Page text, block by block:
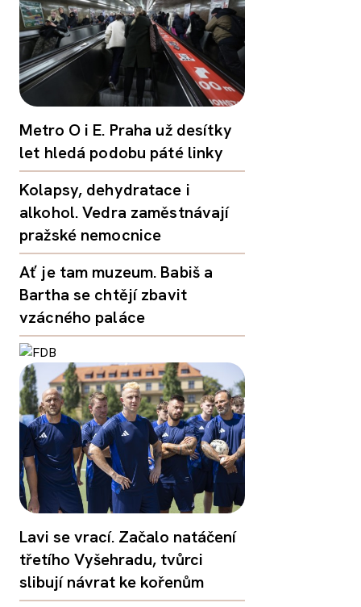
Metro O i E. Praha už desítky
let hledá podobu páté linky
Kolapsy, dehydratace i
alkohol. Vedra zaměstnávají
pražské nemocnice
Ať je tam muzeum. Babiš a
Bartha se chtějí zbavit
vzácného paláce
Lavi se vrací. Začalo natáčení
třetího Vyšehradu, tvůrci
slibují návrat ke kořenům